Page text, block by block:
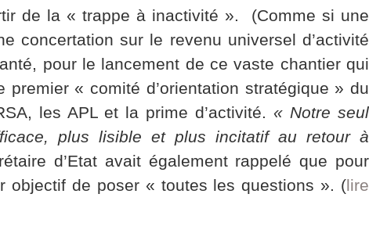
de la « trappe à inactivité ». (Comme si une
concertation sur le revenu universel d’activité
pour le lancement de ce vaste chantier qui
premier « comité d’orientation stratégique » du
les APL et la prime d’activité.« Notre seul
plus lisible et plus incitatif au retour à
d’Etat avait également rappelé que pour
objectif de poser « toutes les questions ». (lire